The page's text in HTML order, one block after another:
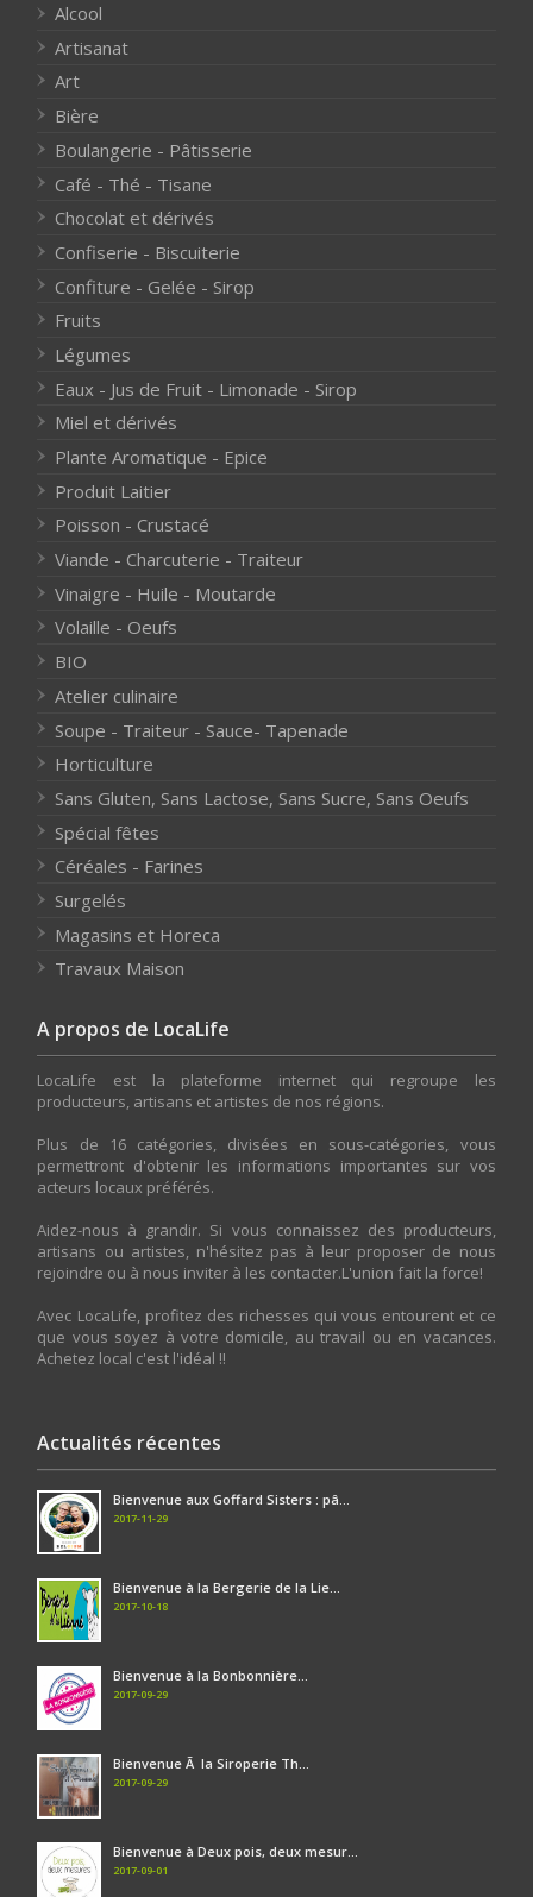
Alcool
Artisanat
Art
Bière
Boulangerie - Pâtisserie
Café - Thé - Tisane
Chocolat et dérivés
Confiserie - Biscuiterie
Confiture - Gelée - Sirop
Fruits
Légumes
Eaux - Jus de Fruit - Limonade - Sirop
Miel et dérivés
Plante Aromatique - Epice
Produit Laitier
Poisson - Crustacé
Viande - Charcuterie - Traiteur
Vinaigre - Huile - Moutarde
Volaille - Oeufs
BIO
Atelier culinaire
Soupe - Traiteur - Sauce- Tapenade
Horticulture
Sans Gluten, Sans Lactose, Sans Sucre, Sans Oeufs
Spécial fêtes
Céréales - Farines
Surgelés
Magasins et Horeca
Travaux Maison
A propos de LocaLife
LocaLife est la plateforme internet qui regroupe les
producteurs, artisans et artistes de nos régions.
Plus de 16 catégories, divisées en sous-catégories, vous
permettront d'obtenir les informations importantes sur vos
acteurs locaux préférés.
Aidez-nous à grandir. Si vous connaissez des producteurs,
artisans ou artistes, n'hésitez pas à leur proposer de nous
rejoindre ou à nous inviter à les contacter.L'union fait la force!
Avec LocaLife, profitez des richesses qui vous entourent et ce
que vous soyez à votre domicile, au travail ou en vacances.
Achetez local c'est l'idéal !!
Actualités récentes
Bienvenue aux Goffard Sisters : pâ...
2017-11-29
Bienvenue à la Bergerie de la Lie...
2017-10-18
Bienvenue à la Bonbonnière...
2017-09-29
Bienvenue Ã la Siroperie Th...
2017-09-29
Bienvenue à Deux pois, deux mesur...
2017-09-01